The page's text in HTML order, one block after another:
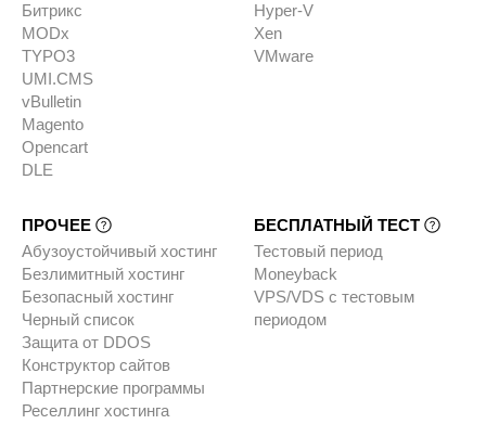
Битрикс
MODx
TYPO3
UMI.CMS
vBulletin
Magento
Opencart
DLE
Hyper-V
Xen
VMware
ПРОЧЕЕ
Абузоустойчивый хостинг
Безлимитный хостинг
Безопасный хостинг
Черный список
Защита от DDOS
Конструктор сайтов
Партнерские программы
Реселлинг хостинга
БЕСПЛАТНЫЙ ТЕСТ
Тестовый период
Moneyback
VPS/VDS с тестовым
периодом